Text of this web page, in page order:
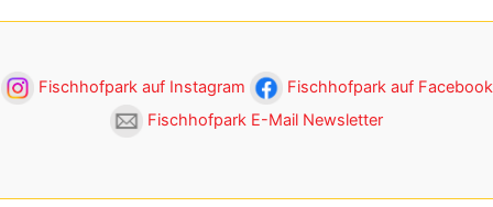
Fischhofpark auf Instagram
Fischhofpark auf Facebook
Fischhofpark E-Mail Newsletter